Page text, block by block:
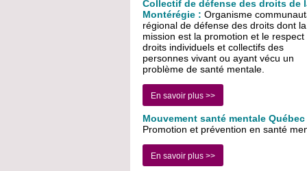
Collectif de défense des droits de
Montérégie : Organisme
régional de défense des droits dont la
mission est la promotion et le respect
droits individuels et collectifs des
personnes vivant ou ayant vécu un
problème de santé mentale.
En savoir plus >>
Mouvement santé mentale Québec
Promotion et prévention en santé
En savoir plus >>